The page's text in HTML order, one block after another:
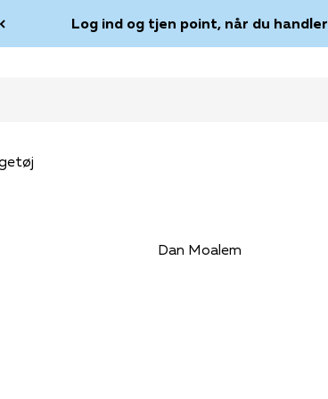
Log ind og tjen point, når du handler
Dan Moalem